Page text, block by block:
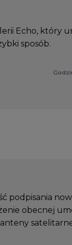
Echo, który
sposób.
podpisania
obecnej